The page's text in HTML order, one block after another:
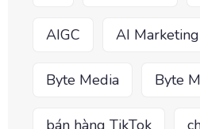
AIGC AI Marketing
Byte Media Byte
bán hàng TikTok